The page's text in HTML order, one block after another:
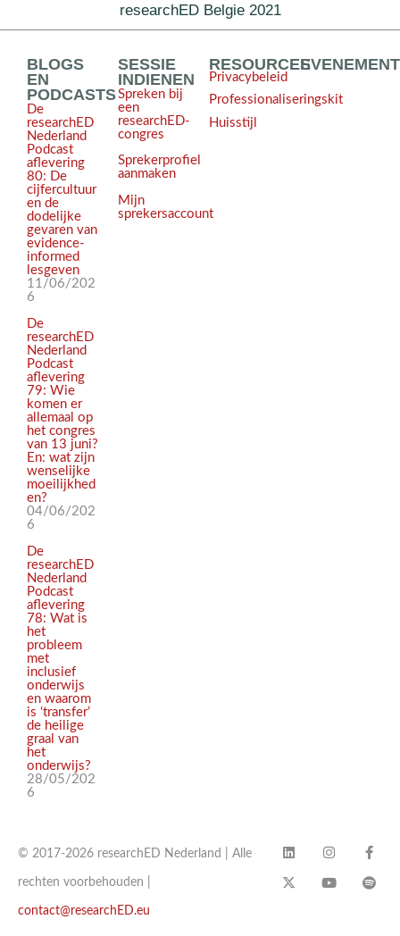
researchED Belgie 2021
BLOGS
EN
PODCASTS
De
researchED
Nederland
Podcast
aflevering
80: De
cijfercultuur
en de
dodelijke
gevaren van
evidence-
informed
lesgeven
11/06/202
6
De
researchED
Nederland
Podcast
aflevering
79: Wie
komen er
allemaal op
het congres
van 13 juni?
En: wat zijn
wenselijke
moeilijkhed
en?
04/06/202
6
De
researchED
Nederland
Podcast
aflevering
78: Wat is
het
probleem
met
inclusief
onderwijs
en waarom
is ‘transfer’
de heilige
graal van
het
onderwijs?
28/05/202
6
SESSIE
INDIENEN
Spreken bij
een
researchED-
congres
Sprekerprofiel
aanmaken
Mijn
sprekersaccount
RESOURCES
Privacybeleid
Professionaliseringskit
Huisstijl
© 2017-2026 researchED Nederland | Alle
rechten voorbehouden |
contact@researchED.eu